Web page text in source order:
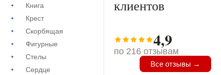
Книга
Крест
Скорбящая
Фигурные
Стелы
Сердце
клиентов
4,9
по 216 отзывам
Все отзывы →